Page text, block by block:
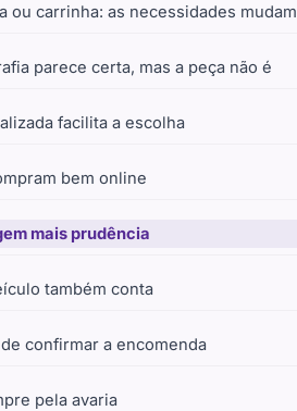
ou carrinha: as necessidades mudam
parece certa, mas a peça não é
facilita a escolha
bem online
mais prudência
também conta
confirmar a encomenda
pela avaria